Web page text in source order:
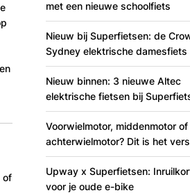
of
met een nieuwe schoolfiets
Nieuw bij Superfietsen: de
Sydney elektrische damesfiets
Nieuw binnen: 3 nieuwe Altec
elektrische fietsen bij
Voorwielmotor, middenmotor of
achterwielmotor? Dit is het
Upway x Superfietsen:
voor je oude e-bike